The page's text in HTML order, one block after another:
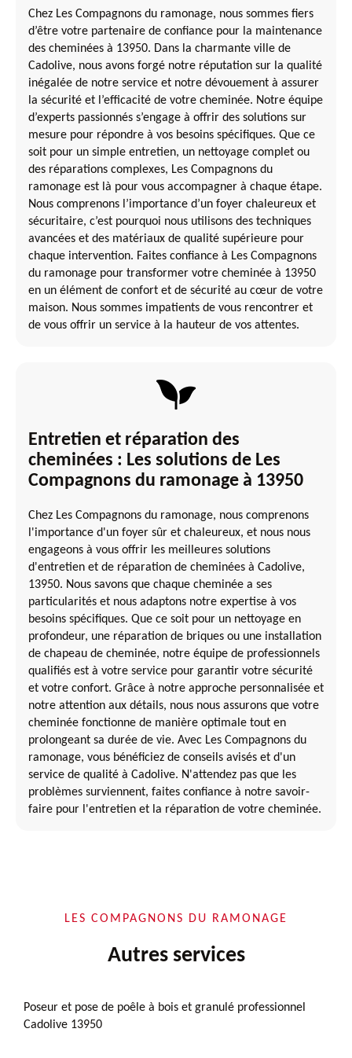
Chez Les Compagnons du ramonage, nous sommes fiers
d’être votre partenaire de confiance pour la maintenance
des cheminées à 13950. Dans la charmante ville de
Cadolive, nous avons forgé notre réputation sur la qualité
inégalée de notre service et notre dévouement à assurer
la sécurité et l’efficacité de votre cheminée. Notre équipe
d’experts passionnés s’engage à offrir des solutions sur
mesure pour répondre à vos besoins spécifiques. Que ce
soit pour un simple entretien, un nettoyage complet ou
des réparations complexes, Les Compagnons du
ramonage est là pour vous accompagner à chaque étape.
Nous comprenons l’importance d’un foyer chaleureux et
sécuritaire, c’est pourquoi nous utilisons des techniques
avancées et des matériaux de qualité supérieure pour
chaque intervention. Faites confiance à Les Compagnons
du ramonage pour transformer votre cheminée à 13950
en un élément de confort et de sécurité au cœur de votre
maison. Nous sommes impatients de vous rencontrer et
de vous offrir un service à la hauteur de vos attentes.
Entretien et réparation des
cheminées : Les solutions de Les
Compagnons du ramonage à 13950
Chez Les Compagnons du ramonage, nous comprenons
l'importance d'un foyer sûr et chaleureux, et nous nous
engageons à vous offrir les meilleures solutions
d'entretien et de réparation de cheminées à Cadolive,
13950. Nous savons que chaque cheminée a ses
particularités et nous adaptons notre expertise à vos
besoins spécifiques. Que ce soit pour un nettoyage en
profondeur, une réparation de briques ou une installation
de chapeau de cheminée, notre équipe de professionnels
qualifiés est à votre service pour garantir votre sécurité
et votre confort. Grâce à notre approche personnalisée et
notre attention aux détails, nous nous assurons que votre
cheminée fonctionne de manière optimale tout en
prolongeant sa durée de vie. Avec Les Compagnons du
ramonage, vous bénéficiez de conseils avisés et d'un
service de qualité à Cadolive. N'attendez pas que les
problèmes surviennent, faites confiance à notre savoir-
faire pour l'entretien et la réparation de votre cheminée.
LES COMPAGNONS DU RAMONAGE
Autres services
Poseur et pose de poêle à bois et granulé professionnel
Cadolive 13950